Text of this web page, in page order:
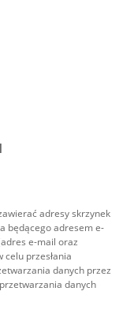
adresy skrzynek
będącego adresem e-
e-mail oraz
przesłania
danych przez
danych